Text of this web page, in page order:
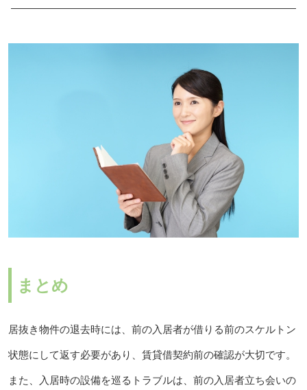
まとめ
居抜き物件の退去時には、前の入居者が借りる前のスケルトン
状態にして返す必要があり、賃貸借契約前の確認が大切です。
また、入居時の設備を巡るトラブルは、前の入居者立ち会いの